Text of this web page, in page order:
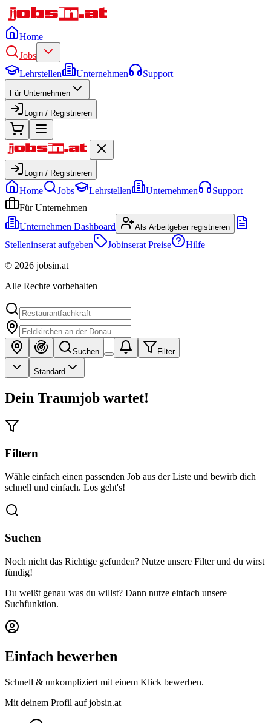
Home
Jobs
Lehrstellen
Unternehmen Support
Für Unternehmen
Login / Registrieren
Login / Registrieren
Home Jobs Lehrstellen Unternehmen
Support
Für Unternehmen
Unternehmen Dashboard
Als Arbeitgeber registrieren
Stelleninserat aufgeben Jobinserat Preise
Hilfe
© 2026 jobsin.at
Alle Rechte vorbehalten
Suchen Filter
Standard
Dein Traumjob wartet!
Filtern
Wähle einfach einen passenden Job aus der Liste und bewirb dich
schnell und einfach. Los geht's!
Suchen
Noch nicht das Richtige gefunden? Nutze unsere Filter und du wirst
fündig!
Du weißt genau was du willst? Dann nutze einfach unsere
Suchfunktion.
Einfach bewerben
Schnell & unkompliziert mit einem Klick bewerben.
Mit deinem Profil auf jobsin.at